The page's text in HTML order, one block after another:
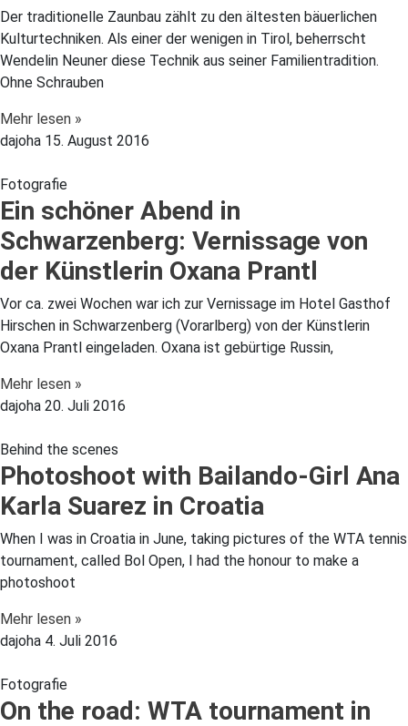
Der traditionelle Zaunbau zählt zu den ältesten bäuerlichen
Kulturtechniken. Als einer der wenigen in Tirol, beherrscht
Wendelin Neuner diese Technik aus seiner Familientradition.
Ohne Schrauben
Mehr lesen »
dajoha 15. August 2016
Fotografie
Ein schöner Abend in
Schwarzenberg: Vernissage von
der Künstlerin Oxana Prantl
Vor ca. zwei Wochen war ich zur Vernissage im Hotel Gasthof
Hirschen in Schwarzenberg (Vorarlberg) von der Künstlerin
Oxana Prantl eingeladen. Oxana ist gebürtige Russin,
Mehr lesen »
dajoha 20. Juli 2016
Behind the scenes
Photoshoot with Bailando-Girl Ana
Karla Suarez in Croatia
When I was in Croatia in June, taking pictures of the WTA tennis
tournament, called Bol Open, I had the honour to make a
photoshoot
Mehr lesen »
dajoha 4. Juli 2016
Fotografie
On the road: WTA tournament in